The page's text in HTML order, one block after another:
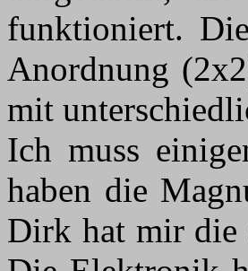
funktioniert.
Anordnung
mit
Ich muss
haben die
Dirk hat mir die